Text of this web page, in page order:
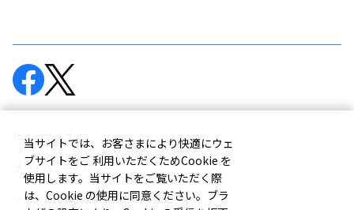
サイトマップ
プライバシーポリシー
ソーシャルメディアポリシー
当サイトでは、お客さまにより快適にウェ
ブサイトをご 利用いただくためCookie を
使用します。当サイトをご覧いただく際
は、Cookie の使用に同意ください。ブラ